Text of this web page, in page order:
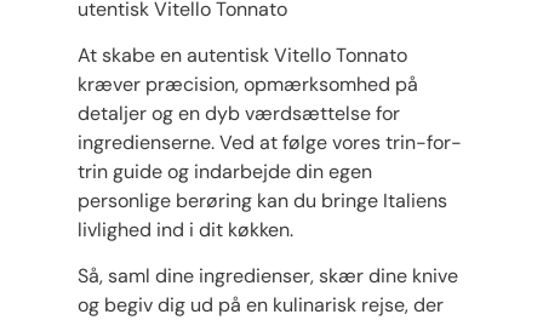
utentisk Vitello Tonnato
At skabe en autentisk Vitello Tonnato
kræver præcision, opmærksomhed på
detaljer og en dyb værdsættelse for
ingredienserne. Ved at følge vores trin-for-
trin guide og indarbejde din egen
personlige berøring kan du bringe Italiens
livlighed ind i dit køkken.
Så, saml dine ingredienser, skær dine knive
og begiv dig ud på en kulinarisk rejse, der